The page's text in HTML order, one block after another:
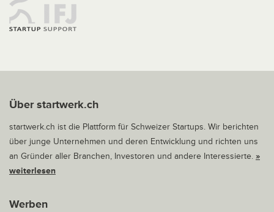
Über startwerk.ch
startwerk.ch ist die Plattform für Schweizer Startups. Wir berichten
über junge Unternehmen und deren Entwicklung und richten uns
an Gründer aller Branchen, Investoren und andere Interessierte. »
weiterlesen
Werben